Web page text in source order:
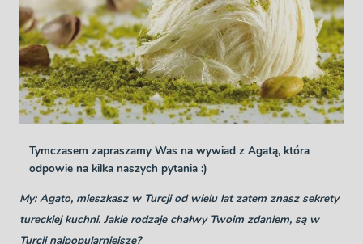
Tymczasem zapraszamy Was na wywiad z Agatą, która
odpowie na kilka naszych pytania :)
My: Agato, mieszkasz w Turcji od wielu lat zatem znasz sekrety
tureckiej kuchni. Jakie rodzaje chałwy Twoim zdaniem, są w
Turcji najpopularniejsze?